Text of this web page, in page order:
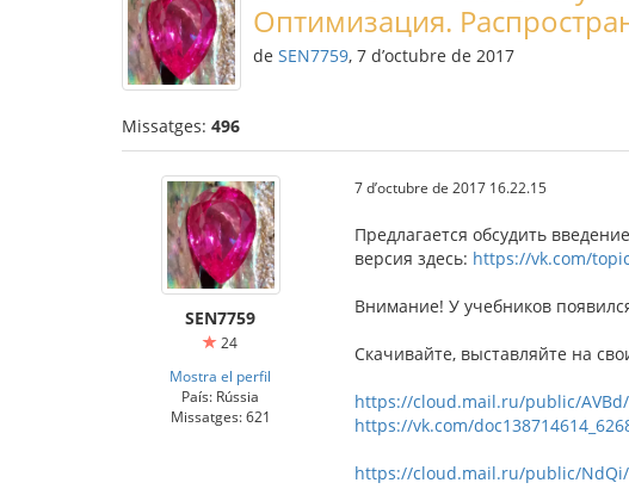
Оптимизация.
de SEN7759, 7 d’octubre de 2017
Missatges: 496
SEN7759
24
Mostra el perfil
País: Rússia
Missatges: 621
7 d’octubre de 2017 16.22.15
Предлагается обсудить
версия здесь: https://vk.com/
Внимание! У учебников
Скачивайте, выставляйте на
https://cloud.mail.ru/public/AVBd/
https://vk.com/
https://cloud.mail.ru/public/NdQi/